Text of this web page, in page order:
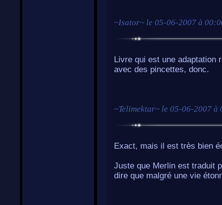
~Isator~ le 05-06-2007 à
Livre qui est une adaptation
avec des pincettes, donc.
~Telimektar~ le 05-06-2007 à
Exact, mais il est très bien
Juste que Merlin est traduit
dire que malgré une vie